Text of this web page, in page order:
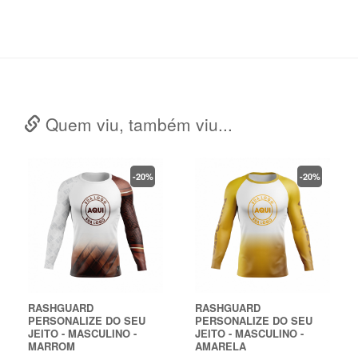
Quem viu, também viu...
RASHGUARD CAMUFLADO
2.0 MASCULINO - BRANCA
RASHGUARD
PERSONALIZE DO SEU
JEITO - MASCULINO